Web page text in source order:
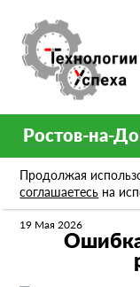
Ростов-на-
Продолжая
соглашаетесь на
Блог Ошибка
19 Мая 2026